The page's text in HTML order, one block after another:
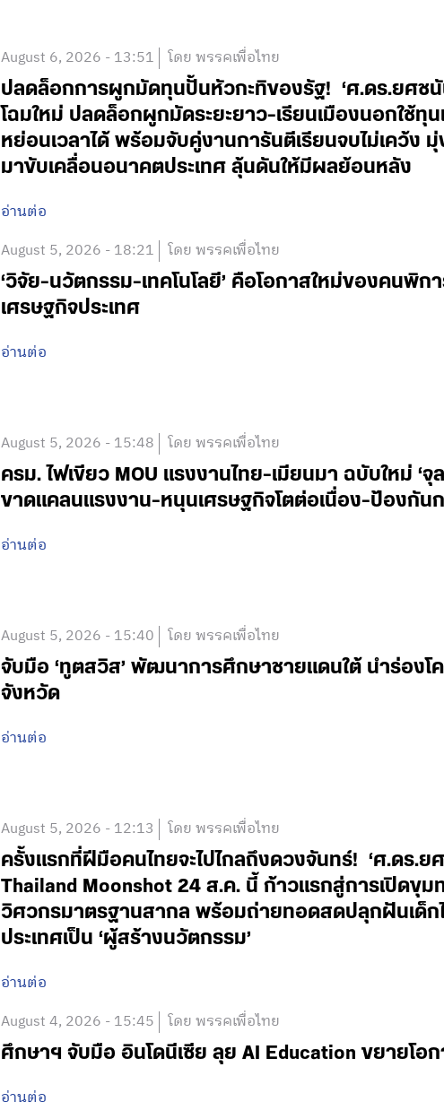
August 6, 2026 - 13:51 โดย พรรคเพื่อไทย
ปลดล็อกการผูกมัดทุนปั้นหัวกะทิของรัฐ! ‘ศ.ดร.ยศช
โฉมใหม่ ปลดล็อกผูกมัดระยะยาว-เรียนเมืองนอกใช้ทุ
หย่อนเวลาได้ พร้อมจับคู่งานการันตีเรียนจบไม่เคว้ง
มาขับเคลื่อนอนาคตประเทศ ลุ้นดันให้มีผลย้อนหลัง
อ่านต่อ
August 5, 2026 - 18:21 โดย พรรคเพื่อไทย
‘วิจัย-นวัตกรรม-เทคโนโลยี’ คือโอกาสใหม่ของคนพิก
เศรษฐกิจประเทศ
อ่านต่อ
August 5, 2026 - 15:48 โดย พรรคเพื่อไทย
ครม. ไฟเขียว MOU แรงงานไทย-เมียนมา ฉบับใหม่ ‘
ขาดแคลนแรงงาน-หนุนเศรษฐกิจโตต่อเนื่อง-ป้องกัน
อ่านต่อ
August 5, 2026 - 15:40 โดย พรรคเพื่อไทย
จับมือ ‘ทูตสวิส’ พัฒนาการศึกษาชายแดนใต้ นำร่องโ
จังหวัด
อ่านต่อ
August 5, 2026 - 12:13 โดย พรรคเพื่อไทย
ครั้งแรกที่ฝีมือคนไทยจะไปไกลถึงดวงจันทร์! ‘ศ.ดร.
Thailand Moonshot 24 ส.ค. นี้ ก้าวแรกสู่การเปิดขุ
วิศวกรมาตรฐานสากล พร้อมถ่ายทอดสดปลุกฝันเด็ก
ประเทศเป็น ‘ผู้สร้างนวัตกรรม’
อ่านต่อ
August 4, 2026 - 15:45 โดย พรรคเพื่อไทย
ศึกษาฯ จับมือ อินโดนีเซีย ลุย AI Education ขยายโอ
อ่านต่อ